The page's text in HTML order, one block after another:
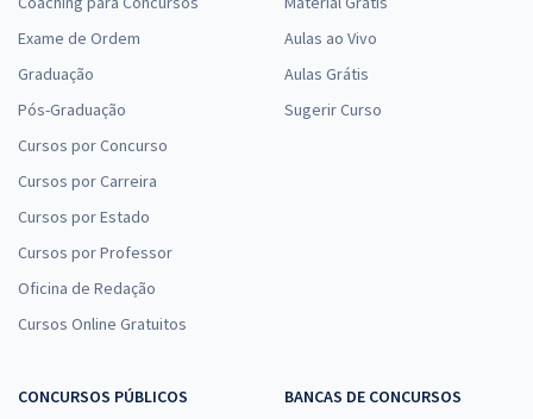
Exame de Ordem
Graduação
Pós-Graduação
Cursos por Concurso
Cursos por Carreira
Cursos por Estado
Cursos por Professor
Oficina de Redação
Cursos Online Gratuitos
Aulas ao Vivo
Aulas Grátis
Sugerir Curso
CONCURSOS PÚBLICOS
BANCAS DE CONCURSOS